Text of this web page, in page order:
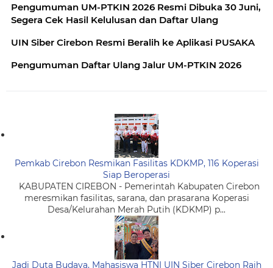
Pengumuman UM-PTKIN 2026 Resmi Dibuka 30 Juni,
Segera Cek Hasil Kelulusan dan Daftar Ulang
UIN Siber Cirebon Resmi Beralih ke Aplikasi PUSAKA
Pengumuman Daftar Ulang Jalur UM-PTKIN 2026
Pemkab Cirebon Resmikan Fasilitas KDKMP, 116 Koperasi
Siap Beroperasi
KABUPATEN CIREBON - Pemerintah Kabupaten Cirebon
meresmikan fasilitas, sarana, dan prasarana Koperasi
Desa/Kelurahan Merah Putih (KDKMP) p...
Jadi Duta Budaya, Mahasiswa HTNI UIN Siber Cirebon Raih